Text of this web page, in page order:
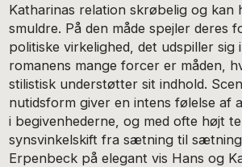
Katharinas relation skrøbelig og kan
smuldre. På den måde spejler deres
politiske virkelighed, det udspiller sig
romanens mange forcer er måden,
stilistisk understøtter sit indhold.
nutidsform giver en intens følelse af
i begivenhederne, og med ofte højt
synsvinkelskift fra sætning til
Erpenbeck på elegant vis Hans og